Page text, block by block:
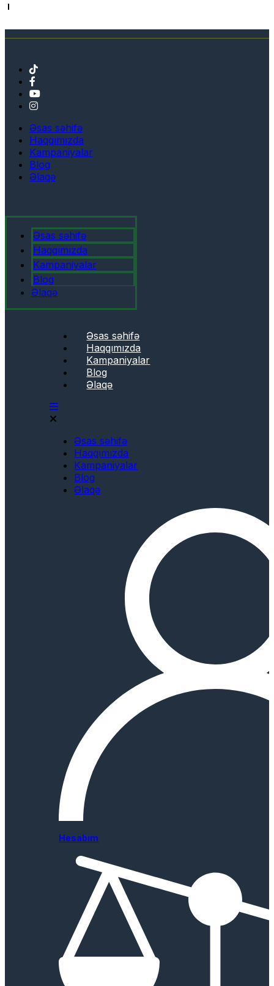
Əsas səhifə
Haqqımızda
Kampaniyalar
Blog
Əlaqə
Əsas səhifə
Haqqımızda
Kampaniyalar
Blog
Əlaqə
Əsas səhifə
Haqqımızda
Kampaniyalar
Blog
Əlaqə
Əsas səhifə
Haqqımızda
Kampaniyalar
Blog
Əlaqə
Hesabım